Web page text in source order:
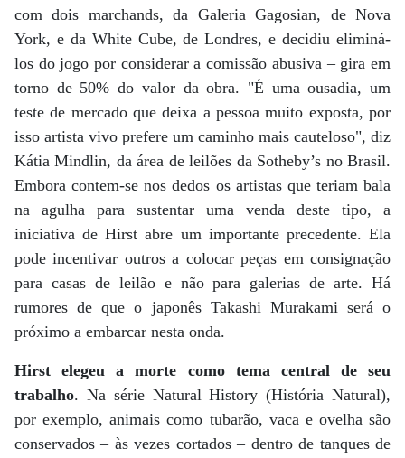
com dois marchands, da Galeria Gagosian, de Nova
York, e da White Cube, de Londres, e decidiu eliminá-
los do jogo por considerar a comissão abusiva – gira em
torno de 50% do valor da obra. "É uma ousadia, um
teste de mercado que deixa a pessoa muito exposta, por
isso artista vivo prefere um caminho mais cauteloso", diz
Kátia Mindlin, da área de leilões da Sotheby’s no Brasil.
Embora contem-se nos dedos os artistas que teriam bala
na agulha para sustentar uma venda deste tipo, a
iniciativa de Hirst abre um importante precedente. Ela
pode incentivar outros a colocar peças em consignação
para casas de leilão e não para galerias de arte. Há
rumores de que o japonês Takashi Murakami será o
próximo a embarcar nesta onda.
Hirst elegeu a morte como tema central de seu
trabalho. Na série Natural History (História Natural),
por exemplo, animais como tubarão, vaca e ovelha são
conservados – às vezes cortados – dentro de tanques de